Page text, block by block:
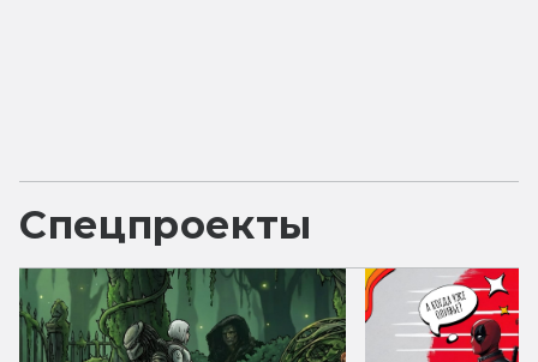
Спецпроекты